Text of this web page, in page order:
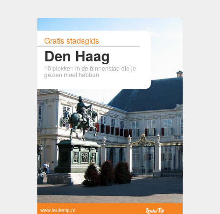
Gratis stadsgids
Den Haag
10 plekken in de binnenstad die je
gezien moet hebben
www.leuketip.nl